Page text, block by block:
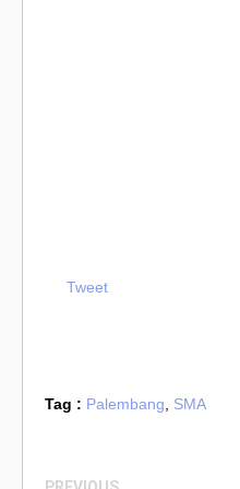
Tweet
Tag : Palembang, SMA